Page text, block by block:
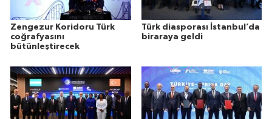
Zengezur Koridoru Türk
coğrafyasını
bütünleştirecek
Türk diasporası İstanbul’da
biraraya geldi